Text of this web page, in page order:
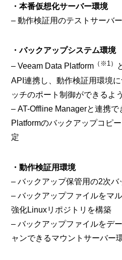
・本番仮想化サーバー環境
– 動作検証用のテストサーバ
・バックアップシステム環境
– Veeam Data Platform （※1）
API連携し、動作検証用環境
ッチのポート制御ができるよ
– AT-Offline Managerと連携
Platformのバックアップコピ
定
・動作検証用環境
– バックアップ保管用の2次
– バックアップファイルをマ
強化Linuxリポジトリを構築
– バックアップファイルをデ
ャンできるマウントサーバー